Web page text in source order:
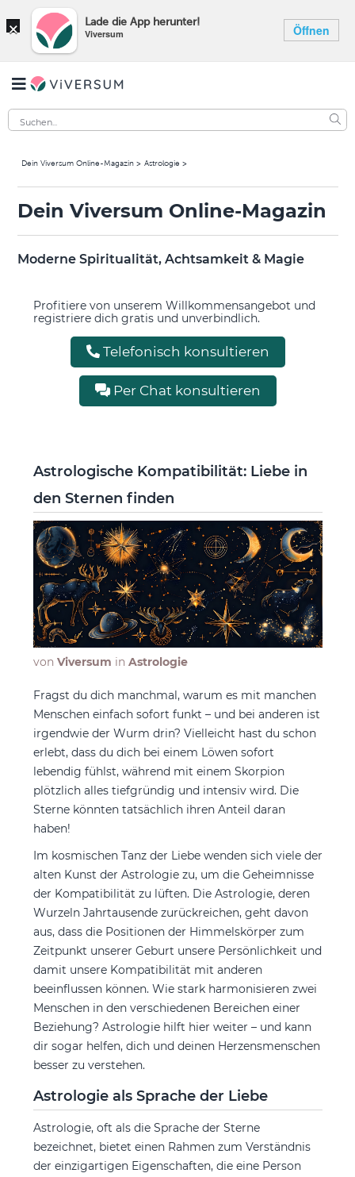
× Lade die App herunter!
Viversum Öffnen
Dein Viversum Online-Magazin Astrologie
Dein Viversum Online-Magazin
Moderne Spiritualität, Achtsamkeit & Magie
Profitiere von unserem Willkommensangebot und
registriere dich gratis und unverbindlich.
Telefonisch konsultieren
Per Chat konsultieren
Astrologische Kompatibilität: Liebe in
den Sternen finden
von Viversum in Astrologie
Fragst du dich manchmal, warum es mit manchen
Menschen einfach sofort funkt – und bei anderen ist
irgendwie der Wurm drin? Vielleicht hast du schon
erlebt, dass du dich bei einem Löwen sofort
lebendig fühlst, während mit einem Skorpion
plötzlich alles tiefgründig und intensiv wird. Die
Sterne könnten tatsächlich ihren Anteil daran
haben!
Im kosmischen Tanz der Liebe wenden sich viele der
alten Kunst der Astrologie zu, um die Geheimnisse
der Kompatibilität zu lüften. Die Astrologie, deren
Wurzeln Jahrtausende zurückreichen, geht davon
aus, dass die Positionen der Himmelskörper zum
Zeitpunkt unserer Geburt unsere Persönlichkeit und
damit unsere Kompatibilität mit anderen
beeinflussen können. Wie stark harmonisieren zwei
Menschen in den verschiedenen Bereichen einer
Beziehung? Astrologie hilft hier weiter – und kann
dir sogar helfen, dich und deinen Herzensmenschen
besser zu verstehen.
Astrologie als Sprache der Liebe
Astrologie, oft als die Sprache der Sterne
bezeichnet, bietet einen Rahmen zum Verständnis
der einzigartigen Eigenschaften, die eine Person